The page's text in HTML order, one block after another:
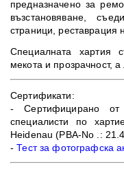
предназначено за
възстановяване,
страници, реставрация
Специалната хартия
мекота и прозрачност,
Сертификати:
- Сертифицирано
специалисти по
Heidenau (PBA-No .:
-Тест за фотографска